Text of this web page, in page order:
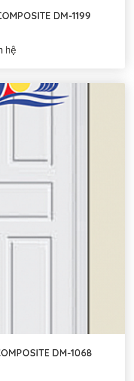
DM-1199
hệ
DM-1068